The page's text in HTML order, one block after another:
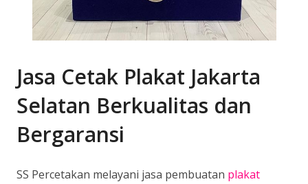
Jasa Cetak Plakat Jakarta
Selatan Berkualitas dan
Bergaransi
SS Percetakan melayani jasa pembuatan plakat